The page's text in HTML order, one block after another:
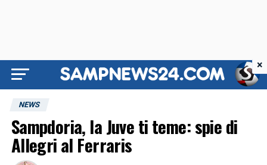
NEWS
Sampdoria, la Juve ti teme: spie di
Allegri al Ferraris
×